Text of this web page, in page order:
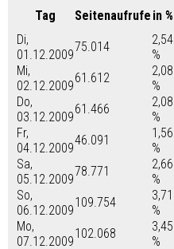
Tag Seitenaufrufe in %
Di,
01.12.2009
75.014
2,54
%
Mi,
02.12.2009
61.612
2,08
%
Do,
03.12.2009
61.466
2,08
%
Fr,
04.12.2009
46.091
1,56
%
Sa,
05.12.2009
78.771
2,66
%
So,
06.12.2009
109.754
3,71
%
Mo,
07.12.2009
102.068
3,45
%